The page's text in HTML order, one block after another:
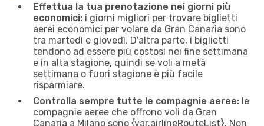
Effettua la tua prenotazione nei giorni più
economici: i giorni migliori per trovare biglietti
aerei economici per volare da Gran Canaria sono
tra martedì e giovedì. D'altra parte, i biglietti
tendono ad essere più costosi nei fine settimana
e in alta stagione, quindi se voli a metà
settimana o fuori stagione è più facile
risparmiare.
Controlla sempre tutte le compagnie aeree: le
compagnie aeree che offrono voli da Gran
Canaria a Milano sono {​var.airlineRouteList}. Non